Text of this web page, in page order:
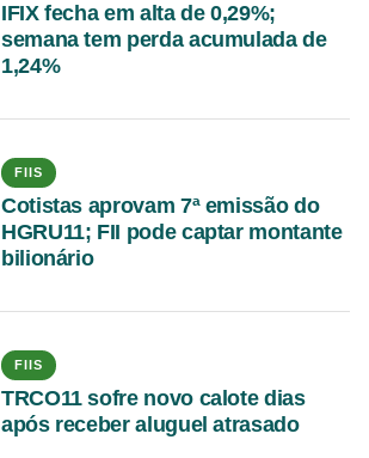
IFIX fecha em alta de 0,29%;
semana tem perda acumulada de
1,24%
FIIS
Cotistas aprovam 7ª emissão do
HGRU11; FII pode captar montante
bilionário
FIIS
TRCO11 sofre novo calote dias
após receber aluguel atrasado